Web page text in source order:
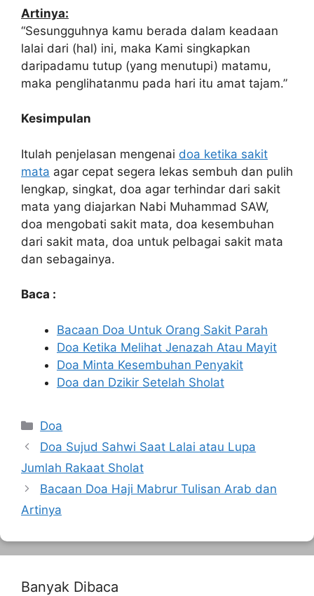
Artinya:
“Sesungguhnya kamu berada dalam keadaan
lalai dari (hal) ini, maka Kami singkapkan
daripadamu tutup (yang menutupi) matamu,
maka penglihatanmu pada hari itu amat tajam.”
Kesimpulan
Itulah penjelasan mengenai doa ketika sakit
mata agar cepat segera lekas sembuh dan pulih
lengkap, singkat, doa agar terhindar dari sakit
mata yang diajarkan Nabi Muhammad SAW,
doa mengobati sakit mata, doa kesembuhan
dari sakit mata, doa untuk pelbagai sakit mata
dan sebagainya.
Baca :
Bacaan Doa Untuk Orang Sakit Parah
Doa Ketika Melihat Jenazah Atau Mayit
Doa Minta Kesembuhan Penyakit
Doa dan Dzikir Setelah Sholat
Kategori
Doa
Doa Sujud Sahwi Saat Lalai atau Lupa
Jumlah Rakaat Sholat
Bacaan Doa Haji Mabrur Tulisan Arab dan
Artinya
Banyak Dibaca